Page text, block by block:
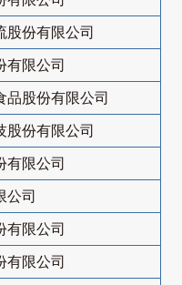
股份有限公司
有限公司
品股份有限公司
股份有限公司
有限公司
公司
有限公司
有限公司